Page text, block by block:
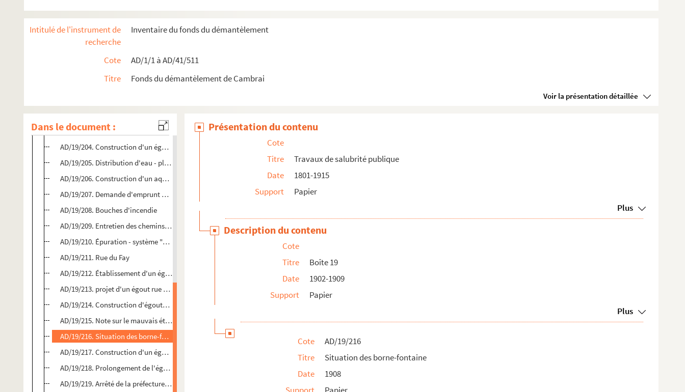
Intitulé de l'instrument de
recherche
Inventaire du fonds du démantèlement
Cote
AD/1/1 à AD/41/511
Titre
Fonds du démantèlement de Cambrai
Voir la présentation détaillée
Dans le document :
AD/19/196. Soumissions d'entrepreneurs pour l'entretien des chaussées et promenades de la ville de Cambrai
AD/19/197. Ville de Cambrai - plan des canalisations posées au 20 octobre 1902
AD/19/199. Correspondance entre l'architecte et un entrepreneur
AD/19/200. Travaux d'égouts avenue Michelet, rue de la porte Robert, rue de la Herse et rue de Caudry
AD/19/202. Renseignements sur la situation de la Société des Eaux de Cambrai
AD/19/203. Bons d'entretien de la ville par différentes entreprises
AD/19/204. Construction d'un égout faubourg Saint-Druon
AD/19/205. Distribution d'eau - plan des bornes fontaines existantes et de celles projetées
AD/19/206. Construction d'un aqueduc avenue de Valenciennes et allée Saint-Roch
AD/19/207. Demande d'emprunt pour un projet de revêtement en asphalte des trottoirs les plus fréquentés
AD/19/208. Bouches d'incendie
AD/19/209. Entretien des chemins et trottoirs de la banlieue
AD/19/210. Épuration - système "septie tank" ou fosse septique automatique
AD/19/211. Rue du Fay
AD/19/212. Établissement d'un égout rue Gauthier
AD/19/213. projet d'un égout rue du Hainaut
AD/19/214. Construction d'égouts entre l'abreuvoir de la rue du Cateau et l'origine de l'gout actuel sous la ru...
AD/19/215. Note sur le mauvais état de chaussée rue de Cantimpré
AD/19/216. Situation des borne-fontaine
AD/19/217. Construction d'un égout rue de Rumilly
AD/19/218. Prolongement de l'égout de l'avenue Saint-Cloud
AD/19/219. Arrêté de la préfecture du Nord au sujet de l'installation d'un réseau de canalisation d'éclairage e...
Présentation du contenu
Cote
Titre
Travaux de salubrité publique
Date
1801-1915
Support
Papier
Plus
Description du contenu
Cote
Titre
Boîte 19
Date
1902-1909
Support
Papier
Plus
Cote
AD/19/216
Titre
Situation des borne-fontaine
Date
1908